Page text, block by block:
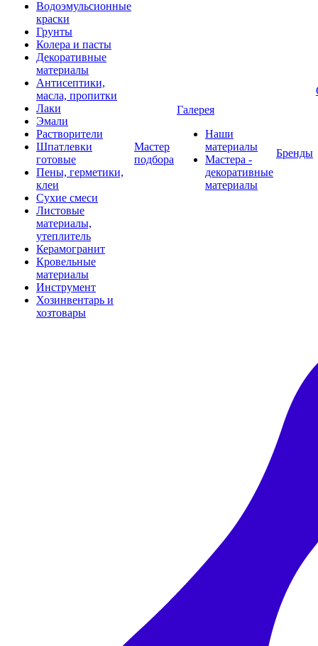
Водоэмульсионные
краски
Грунты
Колера и пасты
Декоративные
материалы
Антисептики,
масла, пропитки
Лаки
Эмали
Растворители
Шпатлевки
готовые
Пены, герметики,
клеи
Сухие смеси
Листовые
материалы,
утеплитель
Керамогранит
Кровельные
материалы
Инструмент
Хозинвентарь и
хозтовары
Мастер
подбора
Галерея
Наши
материалы
Мастера -
декоративные
материалы
Бренды